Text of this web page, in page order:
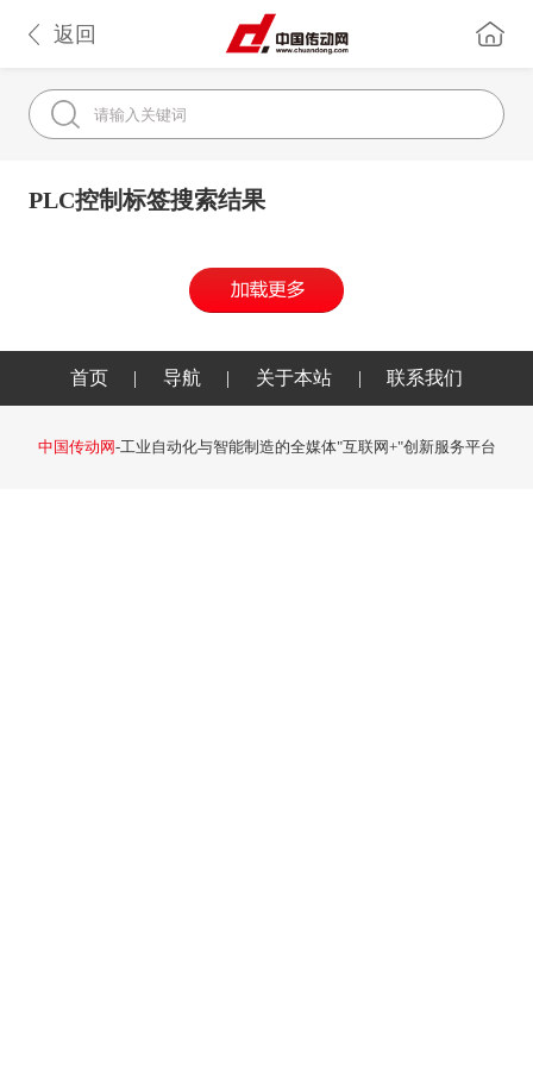
返回
PLC控制标签搜索结果
首页 | 导航 | 关于本站 | 联系我们
中国传动网-工业自动化与智能制造的全媒体"互联网+"创新服务平台